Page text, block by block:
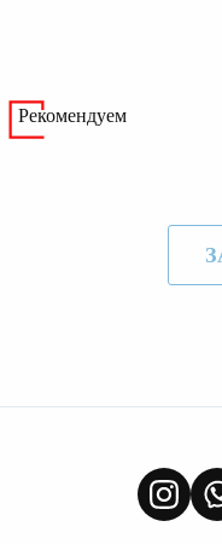
Рекомендуем